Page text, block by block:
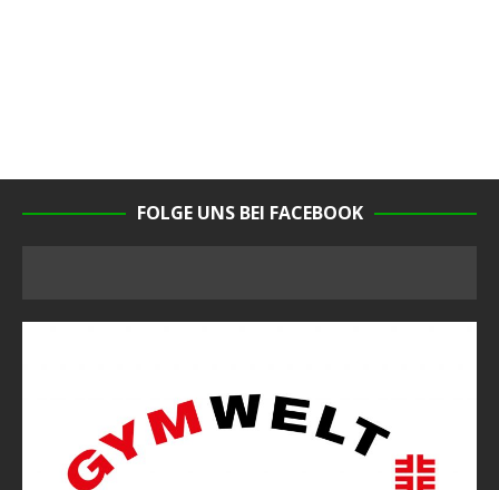
FOLGE UNS BEI FACEBOOK